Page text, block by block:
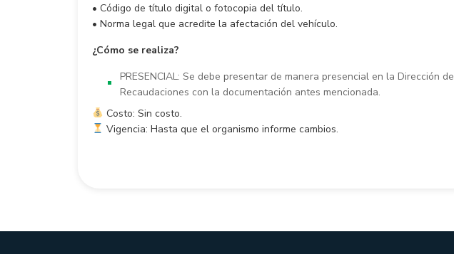
• Código de título digital o fotocopia del título.
• Norma legal que acredite la afectación del vehículo.
¿Cómo se realiza?
PRESENCIAL: Se debe presentar de manera presencial en la Dirección de
Recaudaciones con la documentación antes mencionada.
Costo: Sin costo.
Vigencia: Hasta que el organismo informe cambios.